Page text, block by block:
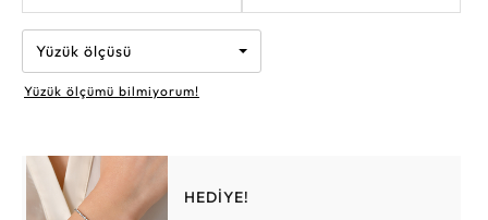
Yüzük ölçüsü
Yüzük ölçümü bilmiyorum!
HEDİYE!